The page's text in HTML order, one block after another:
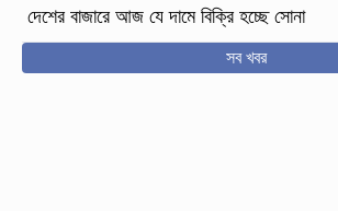
দেশের বাজারে আজ যে দামে বিক্রি হচ্ছে সোনা
সব খবর